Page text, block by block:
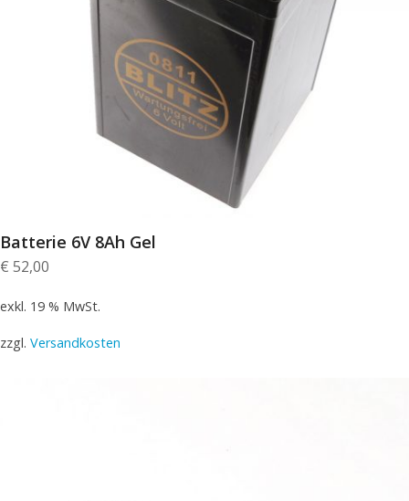
Batterie 6V 8Ah Gel
€ 52,00
exkl. 19 % MwSt.
zzgl. Versandkosten